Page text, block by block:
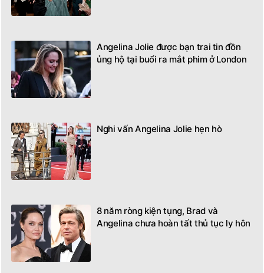
Angelina Jolie được bạn trai tin đồn
ủng hộ tại buổi ra mắt phim ở London
Nghi vấn Angelina Jolie hẹn hò
8 năm ròng kiện tụng, Brad và
Angelina chưa hoàn tất thủ tục ly hôn